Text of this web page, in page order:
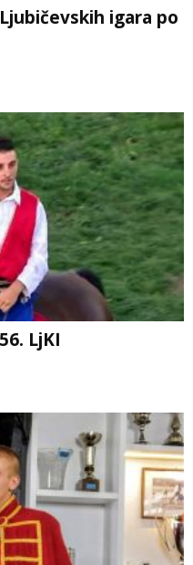
igara po
LjKI